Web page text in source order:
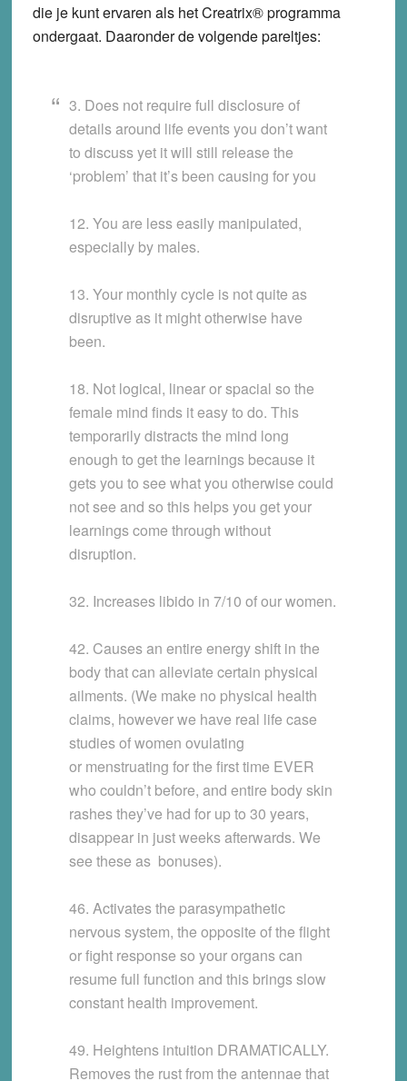
die je kunt ervaren als het Creatrix® programma
ondergaat. Daaronder de volgende pareltjes:
3. Does not require full disclosure of
details around life events you don’t want
to discuss yet it will still release the
‘problem’ that it’s been causing for you
12. You are less easily manipulated,
especially by males.
13. Your monthly cycle is not quite as
disruptive as it might otherwise have
been.
18. Not logical, linear or spacial so the
female mind finds it easy to do. This
temporarily distracts the mind long
enough to get the learnings because it
gets you to see what you otherwise could
not see and so this helps you get your
learnings come through without
disruption.
32. Increases libido in 7/10 of our women.
42. Causes an entire energy shift in the
body that can alleviate certain physical
ailments. (We make no physical health
claims, however we have real life case
studies of women ovulating
or menstruating for the first time EVER
who couldn’t before, and entire body skin
rashes they’ve had for up to 30 years,
disappear in just weeks afterwards. We
see these as bonuses).
46. Activates the parasympathetic
nervous system, the opposite of the flight
or fight response so your organs can
resume full function and this brings slow
constant health improvement.
49. Heightens intuition DRAMATICALLY.
Removes the rust from the antennae that